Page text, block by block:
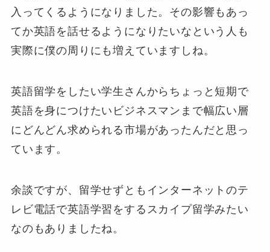
入ってくるようになりました。その影響もあっ
てか英語を話せるようになりたいなという人も
実際に僕の周りにも増えていますしね。
英語留学をしたい学生さんからちょっと短期で
英語を身につけたいビジネスマンまで幅広い層
にどんどん求められる市場があった んだと思っ
ています。
余談ですが、留学せずともインターネットのテ
レビ電話で英語学習をするスカイプ留学みたい
なのもありましたね。